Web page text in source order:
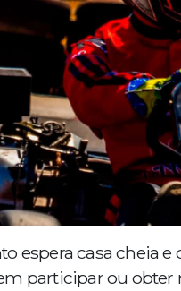
espera casa cheia
participar ou